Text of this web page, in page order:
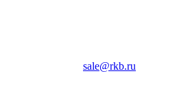
sale@rkb.ru